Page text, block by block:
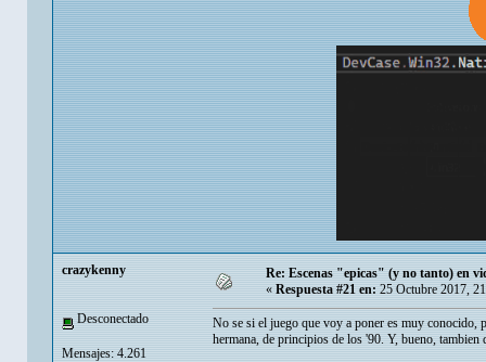
crazykenny
Desconectado
Mensajes: 4.261
Re: Escenas "epicas" (y no tanto) en
« Respuesta #21 en: 25 Octubre 2017,
No se si el juego que voy a poner es muy conocido,
hermana, de principios de los '90. Y, bueno,